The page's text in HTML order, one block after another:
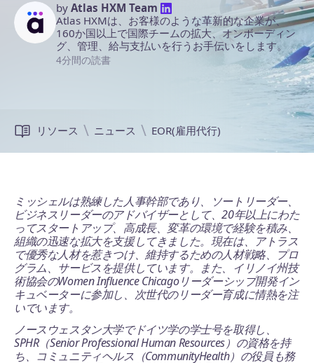
by Atlas HXM Team
Atlas HXMは、お客様のような革新的な企業が、
160か国以上で国際チームの拡大、オンボーディン
グ、管理、給与支払いを行うお手伝いをします。
4分間の読書
リソース ニュース EOR(雇用代行)
ミッシェルは熟練した人事幹部であり、ソートリーダー、
ビジネスリーダーのアドバイザーとして、20年以上にわた
ってスタートアップ、高成長、変革の環境で経験を積み、
組織の迅速な拡大を支援してきました。現在は、アトラス
で優秀な人材を惹きつけ、維持するための人材戦略、プロ
グラム、サービスを提供しています。また、イリノイ州技
術協会のWomen Influence Chicagoリーダーシップ開発イン
キュベーターに参加し、次世代のリーダー育成に情熱を注
いでいます。
ノースウェスタン大学でドイツ学の学士号を取得し、
SPHR（Senior Professional Human Resources）の資格を持
ち、コミュニティヘルス（CommunityHealth）の役員も務